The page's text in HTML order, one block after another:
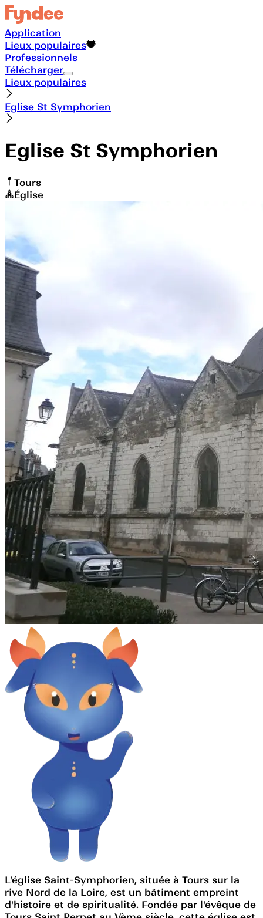
Application
Lieux populaires
Professionnels
Télécharger
Lieux populaires
Eglise St Symphorien
Eglise St Symphorien
Tours
Église
L'église Saint-Symphorien, située à Tours sur la
rive Nord de la Loire, est un bâtiment empreint
d'histoire et de spiritualité. Fondée par l'évêque de